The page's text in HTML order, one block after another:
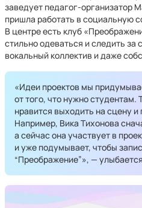
заведует педагог-организатор
пришла работать в социальную
В центре есть клуб
стильно одеваться и следить за
вокальный коллектив и даже
«Идеи проектов мы
от того, что нужно
нравится выходить на сцену
Например, Вика Тихонова
а сейчас она участвует в
и уже подумывает, чтобы
“Преображение”», —